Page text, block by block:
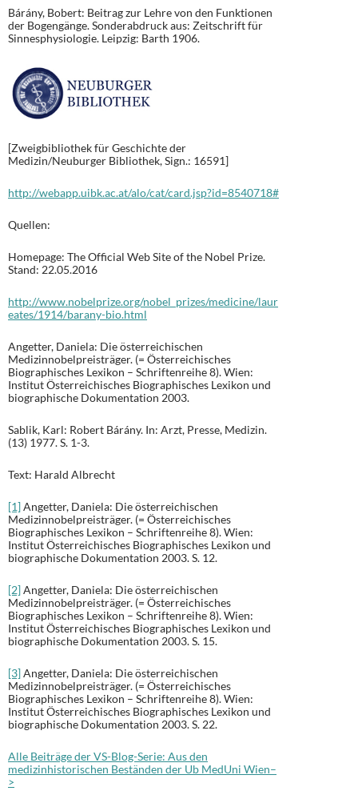
Bárány, Bobert: Beitrag zur Lehre von den Funktionen
der Bogengänge. Sonderabdruck aus: Zeitschrift für
Sinnesphysiologie. Leipzig: Barth 1906.
[Zweigbibliothek für Geschichte der
Medizin/Neuburger Bibliothek, Sign.: 16591]
http://webapp.uibk.ac.at/alo/cat/card.jsp?id=8540718#
Quellen:
Homepage: The Official Web Site of the Nobel Prize.
Stand: 22.05.2016
http://www.nobelprize.org/nobel_prizes/medicine/laur
eates/1914/barany-bio.html
Angetter, Daniela: Die österreichischen
Medizinnobelpreisträger. (= Österreichisches
Biographisches Lexikon – Schriftenreihe 8). Wien:
Institut Österreichisches Biographisches Lexikon und
biographische Dokumentation 2003.
Sablik, Karl: Robert Bárány. In: Arzt, Presse, Medizin.
(13) 1977. S. 1-3.
Text: Harald Albrecht
[1]Angetter, Daniela: Die österreichischen
Medizinnobelpreisträger. (= Österreichisches
Biographisches Lexikon – Schriftenreihe 8). Wien:
Institut Österreichisches Biographisches Lexikon und
biographische Dokumentation 2003. S. 12.
[2]Angetter, Daniela: Die österreichischen
Medizinnobelpreisträger. (= Österreichisches
Biographisches Lexikon – Schriftenreihe 8). Wien:
Institut Österreichisches Biographisches Lexikon und
biographische Dokumentation 2003. S. 15.
[3]Angetter, Daniela: Die österreichischen
Medizinnobelpreisträger. (= Österreichisches
Biographisches Lexikon – Schriftenreihe 8). Wien:
Institut Österreichisches Biographisches Lexikon und
biographische Dokumentation 2003. S. 22.
Alle Beiträge der VS-Blog-Serie: Aus den
medizinhistorischen Beständen der Ub MedUni Wien–
>